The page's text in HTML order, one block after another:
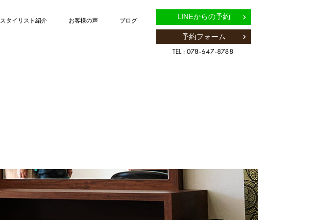
スタイリスト紹介 お客様の声 ブログ
LINEからの予約
予約フォーム
TEL : 078-647-8788